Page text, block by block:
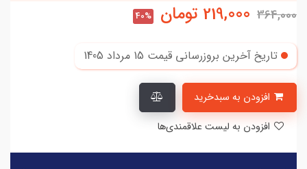
364,000
219,000 تومان 40%
تاریخ آخرین بروزرسانی قیمت 15 مرداد 1405